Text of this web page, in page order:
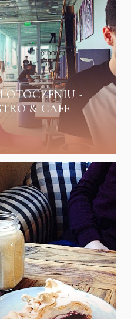
OTOCZENIU -
& CAFE